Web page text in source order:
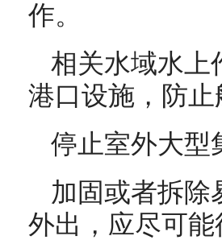
作。
相关水域水上
港口设施，防
停止室外大型
加固或者拆除
外出，应尽可